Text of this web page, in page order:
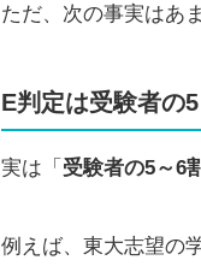
ただ、次の事実はあ
E判定は受験者の
実は「 受験者の5～6
例えば、東大志望の